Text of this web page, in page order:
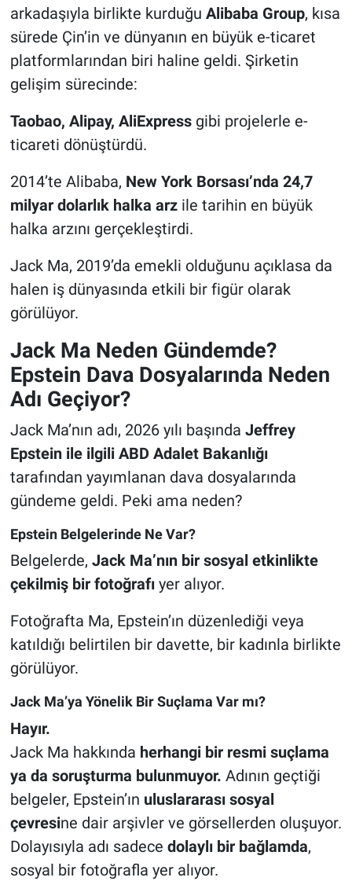
arkadaşıyla birlikte kurduğu Alibaba Group, kısa
sürede Çin’in ve dünyanın en büyük e-ticaret
platformlarından biri haline geldi. Şirketin
gelişim sürecinde:
Taobao, Alipay, AliExpressgibi projelerle e-
ticareti dönüştürdü.
2014’te Alibaba, New York Borsası’nda 24,7
milyar dolarlık halka arzile tarihin en büyük
halka arzını gerçekleştirdi.
Jack Ma, 2019’da emekli olduğunu açıklasa da
halen iş dünyasında etkili bir figür olarak
görülüyor.
Jack Ma Neden Gündemde?
Epstein Dava Dosyalarında Neden
Adı Geçiyor?
Jack Ma’nın adı, 2026 yılı başında Jeffrey
Epstein ile ilgili ABD Adalet Bakanlığı
tarafından yayımlanan dava dosyalarında
gündeme geldi. Peki ama neden?
Epstein Belgelerinde Ne Var?
Belgelerde, Jack Ma’nın bir sosyal etkinlikte
çekilmiş bir fotoğrafıyer alıyor.
Fotoğrafta Ma, Epstein’ın düzenlediği veya
katıldığı belirtilen bir davette, bir kadınla birlikte
görülüyor.
Jack Ma’ya Yönelik Bir Suçlama Var mı?
Hayır.
Jack Ma hakkında herhangi bir resmi suçlama
ya da soruşturma bulunmuyor. Adının geçtiği
belgeler, Epstein’ın uluslararası sosyal
çevresine dair arşivler ve görsellerden oluşuyor.
Dolayısıyla adı sadece dolaylı bir bağlamda,
sosyal bir fotoğrafla yer alıyor.